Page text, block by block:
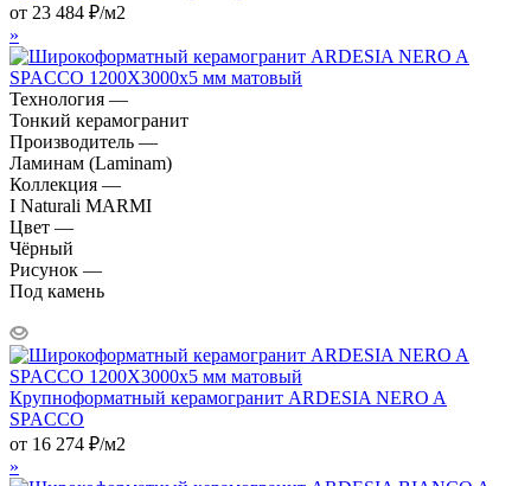
от 23 484 ₽/м2
»
Технология —
Тонкий керамогранит
Производитель —
Ламинам (Laminam)
Коллекция —
I Naturali MARMI
Цвет —
Чёрный
Рисунок —
Под камень
Крупноформатный керамогранит ARDESIA NERO A
SPACCO
от 16 274 ₽/м2
»